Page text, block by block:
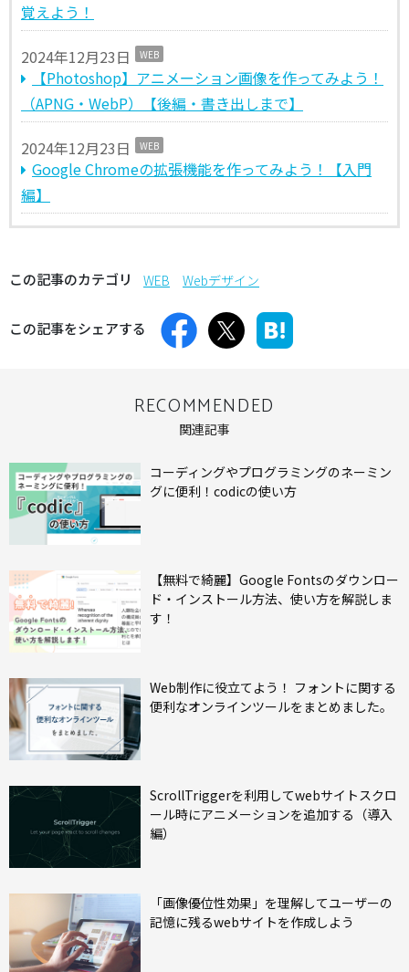
覚えよう！
2024年12月23日 WEB
【Photoshop】アニメーション画像を作ってみよう！
（APNG・WebP）【後編・書き出しまで】
2024年12月23日 WEB
Google Chromeの拡張機能を作ってみよう！【入門
編】
この記事のカテゴリ WEB Webデザイン
この記事をシェアする
RECOMMENDED
関連記事
コーディングやプログラミングのネーミン
グに便利！codicの使い方
【無料で綺麗】Google Fontsのダウンロー
ド・インストール方法、使い方を解説しま
す！
Web制作に役立てよう！ フォントに関する
便利なオンラインツールをまとめました。
ScrollTriggerを利用してwebサイトスクロ
ール時にアニメーションを追加する（導入
編）
「画像優位性効果」を理解してユーザーの
記憶に残るwebサイトを作成しよう